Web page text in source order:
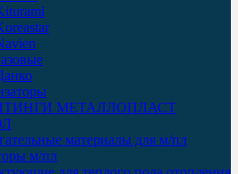
МЕТАЛЛОПЛАСТ
материалы для м/пл
м/пл